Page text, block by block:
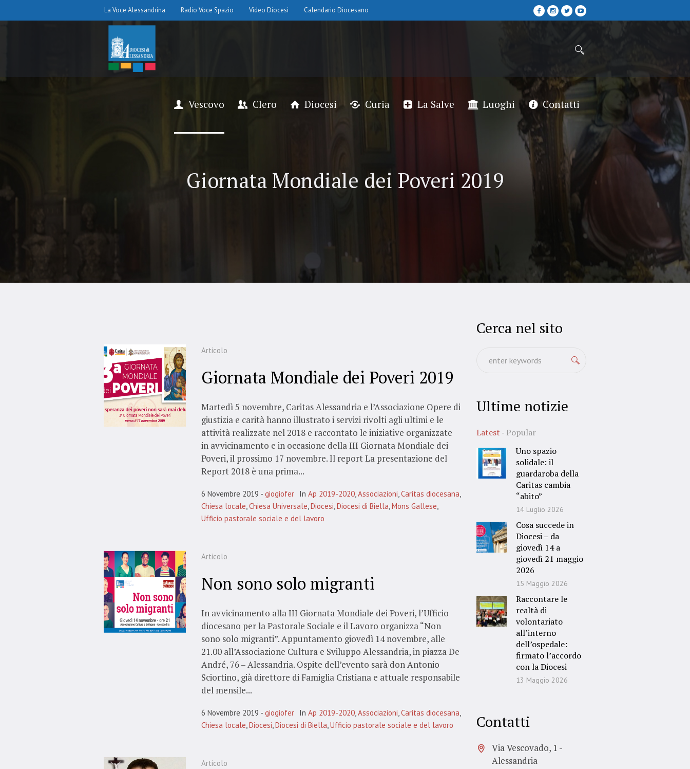
La Voce Alessandrina Radio Voce Spazio Video Diocesi Calendario Diocesano
Vescovo Clero Diocesi Curia La Salve Luoghi Contatti
Giornata Mondiale dei Poveri 2019
Articolo
Giornata Mondiale dei Poveri 2019
Martedì 5 novembre, Caritas Alessandria e l’Associazione Opere di
giustizia e carità hanno illustrato i servizi rivolti agli ultimi e le
attività realizzate nel 2018 e raccontato le iniziative organizzate
in avvicinamento e in occasione della III Giornata Mondiale dei
Poveri, il prossimo 17 novembre. Il report La presentazione del
Report 2018 è una prima...
6 Novembre 2019 giogiofer In Ap 2019-2020,Associazioni,Caritas diocesana,
Chiesa locale,Chiesa Universale,Diocesi,Diocesi di Biella,Mons Gallese,
Ufficio pastorale sociale e del lavoro
Articolo
Non sono solo migranti
In avvicinamento alla III Giornata Mondiale dei Poveri, l’Ufficio
diocesano per la Pastorale Sociale e il Lavoro organizza “Non
sono solo migranti”. Appuntamento giovedì 14 novembre, alle
21.00 all’Associazione Cultura e Sviluppo Alessandria, in piazza De
André, 76 – Alessandria. Ospite dell’evento sarà don Antonio
Sciortino, già direttore di Famiglia Cristiana e attuale responsabile
del mensile...
6 Novembre 2019 giogiofer In Ap 2019-2020,Associazioni,Caritas diocesana,
Chiesa locale,Diocesi,Diocesi di Biella,Ufficio pastorale sociale e del lavoro
Articolo
Cerca nel sito
Ultime notizie
Latest
Popular
Uno spazio
solidale: il
guardaroba della
Caritas cambia
“abito”
14 Luglio 2026
Cosa succede in
Diocesi – da
giovedì 14 a
giovedì 21 maggio
2026
15 Maggio 2026
Raccontare le
realtà di
volontariato
all’interno
dell’ospedale:
firmato l’accordo
con la Diocesi
13 Maggio 2026
Contatti
Via Vescovado, 1 -
Alessandria